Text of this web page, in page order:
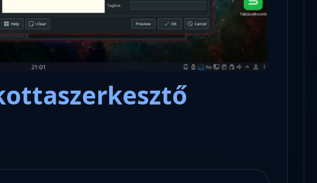
Microsoft odaadta a kulcsokat a
hatóságoknak, hogy visszafejthessék
az adatokat.